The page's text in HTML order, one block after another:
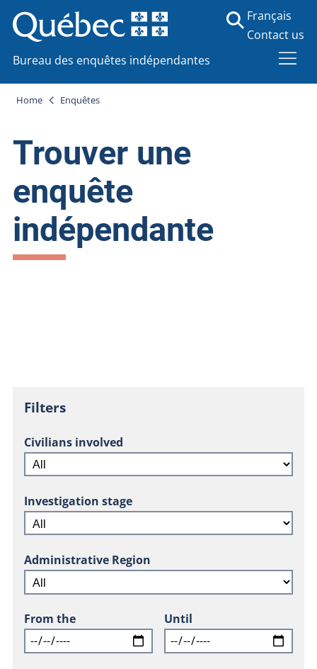
Bureau des enquêtes indépendantes
Français
Contact us
Home Enquêtes
Trouver une
enquête
indépendante
Filters
Civilians involved
Investigation stage
Administrative Region
From the Until